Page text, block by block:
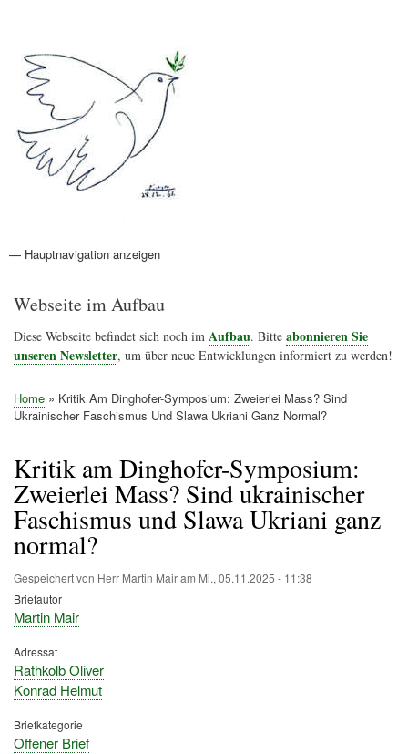
Hauptnavigation
— Hauptnavigation anzeigen
Aktionen
Friedensbewegung
Friedensprojekte
Home
Konflikte
Links
Narichtenlinks
News
Politik
Termine
Texte
Kunst
Friedensexperten
Friedensforschung
Friedensinitiativen
Friedensnachrichten
Webseite im Aufbau
Diese Webseite befindet sich noch im Aufbau. Bitte abonnieren Sie
unseren Newsletter, um über neue Entwicklungen informiert zu werden!
Pfadnavigation
Home
Kritik Am Dinghofer-Symposium: Zweierlei Mass? Sind
Ukrainischer Faschismus Und Slawa Ukriani Ganz Normal?
Kritik am Dinghofer-Symposium:
Zweierlei Mass? Sind ukrainischer
Faschismus und Slawa Ukriani ganz
normal?
Gespeichert von Herr Martin Mairam Mi., 05.11.2025 - 11:38
Briefautor
Martin Mair
Adressat
Rathkolb Oliver
Konrad Helmut
Briefkategorie
Offener Brief